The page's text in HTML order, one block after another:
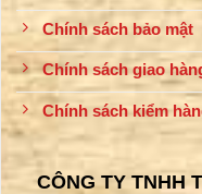
Chính sách bảo mật
Chính sách giao
Chính sách kiểm
CÔNG TY TNHH